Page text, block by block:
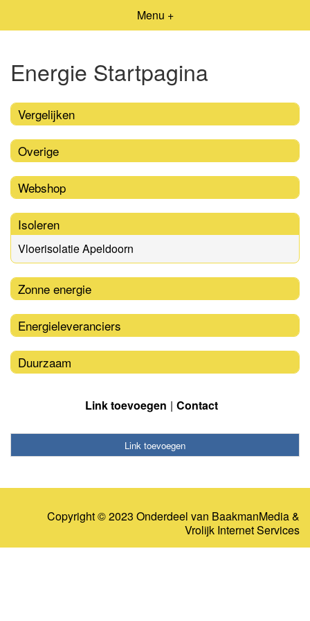
Menu +
Energie Startpagina
Vergelijken
Overige
Webshop
Isoleren
Vloerisolatie Apeldoorn
Zonne energie
Energieleveranciers
Duurzaam
Link toevoegen Contact
Link toevoegen
Copyright © 2023 Onderdeel van BaakmanMedia&
Vrolijk Internet Services